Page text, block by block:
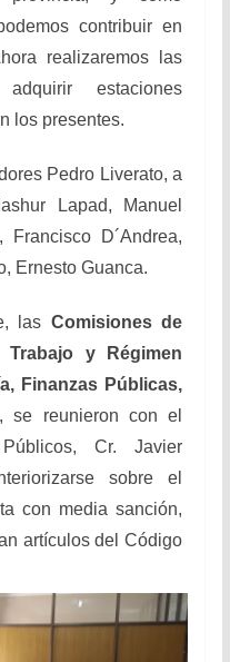
contribuir en
realizaremos las
estaciones
los presentes.
Pedro Liverato, a
Lapad, Manuel
Francisco D´Andrea,
Ernesto Guanca.
las Comisiones de
Trabajo y Régimen
Finanzas Públicas,
, se reunieron con el
Cr. Javier
sobre el
con media sanción,
artículos del Código